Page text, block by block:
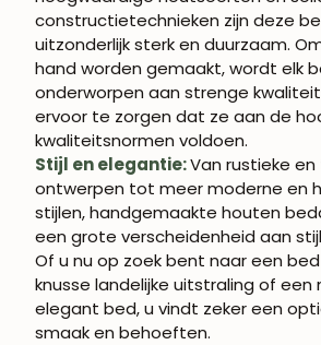
constructietechnieken zijn deze
uitzonderlijk sterk en duurzaam.
hand worden gemaakt, wordt elk
onderworpen aan strenge
ervoor te zorgen dat ze aan de
kwaliteitsnormen voldoen.
Stijl en elegantie:Van rustieke
ontwerpen tot meer moderne en
stijlen, handgemaakte houten
een grote verscheidenheid aan
Of u nu op zoek bent naar een
knusse landelijke uitstraling of een
elegant bed, u vindt zeker een
smaak en behoeften.